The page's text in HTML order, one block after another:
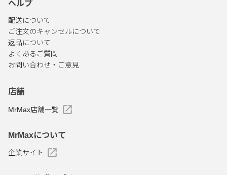
ヘルプ
配送について
ご注文のキャンセルについて
返品について
よくあるご質問
お問い合わせ・ご意見
店舗
MrMax店舗一覧
MrMaxについて
企業サイト